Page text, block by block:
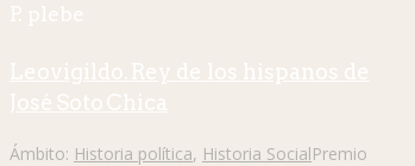
P. plebe
Leovigildo. Rey de los hispanos de
José Soto Chica
Ámbito: Historia política, Historia SocialPremio